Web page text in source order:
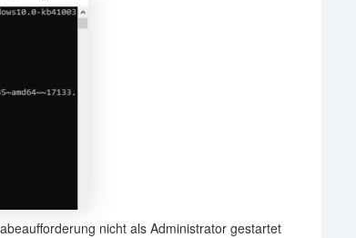
nicht als Administrator gestartet